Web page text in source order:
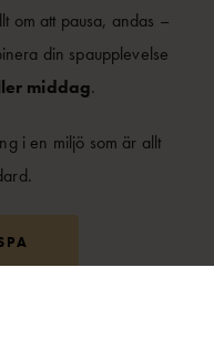
om att pausa, andas –
din spaupplevelse
middag.
i en miljö som är allt